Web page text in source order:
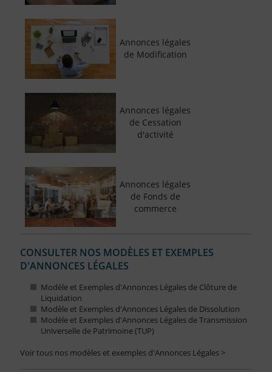
Annonces légales
de Modification
Annonces légales
de Cessation
d'activité
Annonces légales
de Fonds de
commerce
CONSULTER NOS MODÈLES ET EXEMPLES
D'ANNONCES LÉGALES
Modèle et Exemples d'Annonces Légales de Clôture de
Liquidation
Modèle et Exemples d'Annonces Légales de Dissolution
Modèle et Exemples d'Annonces Légales de Transmission
Universelle de Patrimoine (TUP)
Voir tous nos modèles et exemples d'Annonces Légales >